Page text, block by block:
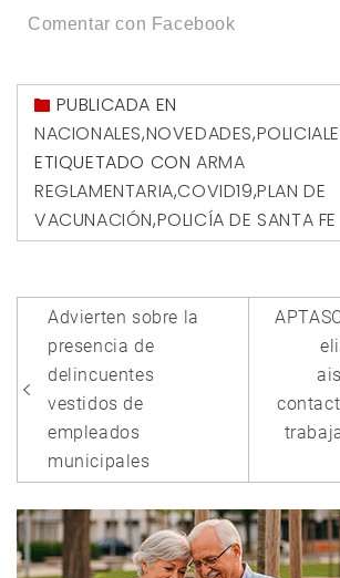
Comentar con Facebook
PUBLICADA EN
NACIONALES,NOVEDADES,
ETIQUETADO CON ARMA
REGLAMENTARIA,COVID19,PLAN DE
VACUNACIÓN,POLICÍA DE SANTA FE
Navegación
de
entradas
Advierten sobre la
presencia de
delincuentes
vestidos de
empleados
municipales